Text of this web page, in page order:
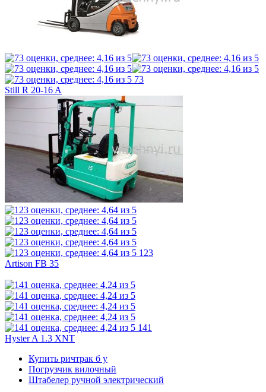
73
Still R 20-16 A
123
Artison FB 35
141
Hyster A 1.3 XNT
Купить ричтрак б у
Погрузчик вилочный
Штабелер ручной электрический